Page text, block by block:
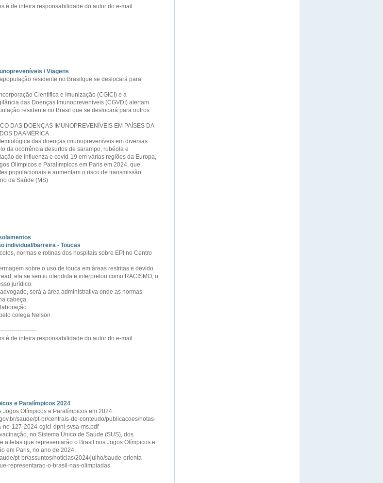
é de inteira responsabilidade do autor do e-mail.
/ Viagens
residente no Brasilque se deslocará para
Científica e Imunização (CGICI) e a
das Doenças Imunopreveníveis (CGVDI) alertam
residente no Brasil que se deslocará para outros
DAS DOENÇAS IMUNOPREVENÍVEIS EM PAÍSES DA
DA AMÉRICA
das doenças imunopreveníveis em diversas
da ocorrência desurtos de sarampo, rubéola e
de influenza e covid-19 em várias regiões da Europa,
Olímpicos e Paralímpicos em Paris em 2024, que
populacionais e aumentam o risco de transmissão
da Saúde (MS)
individual/barreira - Toucas
normas e rotinas dos hospitais sobre EPI no Centro
sobre o uso de touca em áreas restritas e devido
ela se sentiu ofendida e interpretou como RACISMO, o
jurídico.
será a área administrativa onde as normas
cabeça.
colega Nelson
é de inteira responsabilidade do autor do e-mail.
e Paralímpicos 2024
Jogos Olímpicos e Paralímpicos em 2024.
saude/pt-br/centrais-de-conteudo/publicacoes/notas-
no-127-2024-cgici-dpni-svsa-ms.pdf
no Sistema Único de Saúde (SUS), dos
atletas que representarão o Brasil nos Jogos Olímpicos e
em Paris, no ano de 2024.
pt-br/assuntos/noticias/2024/julho/saude-orienta-
representarao-o-brasil-nas-olimpiadas